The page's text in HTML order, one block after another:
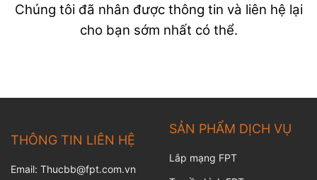
Chúng tôi đã nhân được thông tin và liên hệ lại
cho bạn sớm nhất có thể.
THÔNG TIN LIÊN HỆ
Email: Thucbb@fpt.com.vn
SẢN PHẨM DỊCH VỤ
Lắp mạng FPT